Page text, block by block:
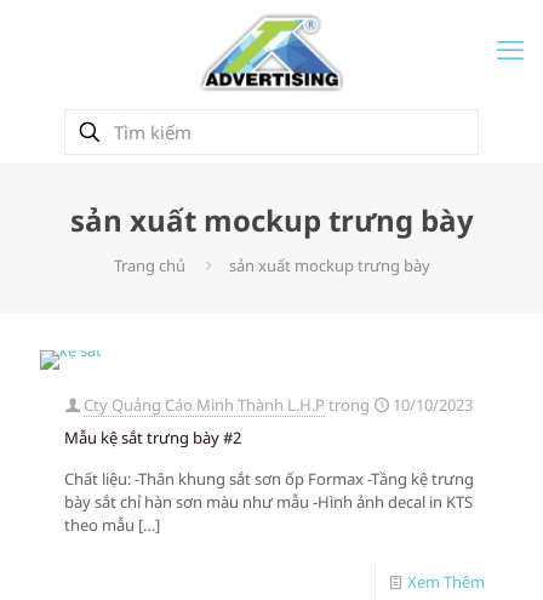
sản xuất mockup trưng bày
Trang chủ sản xuất mockup trưng bày
Cty Quảng Cáo Minh Thành L.H.P trong
10/10/2023
Mẫu kệ sắt trưng bày #2
Chất liệu: -Thân khung sắt sơn ốp Formax -Tầng kệ trưng
bày sắt chỉ hàn sơn màu như mẫu -Hình ảnh decal in KTS
theo mẫu […]
Xem Thêm